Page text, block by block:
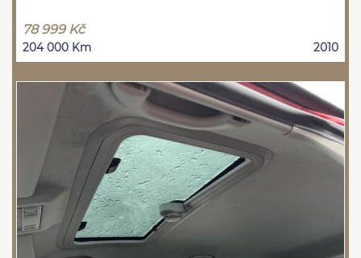
78 999 Kč
204 000 Km 2010